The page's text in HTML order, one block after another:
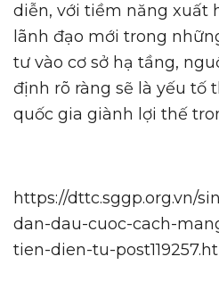
diễn, với tiềm năng xuất
lãnh đạo mới trong
tư vào cơ sở hạ tầng,
định rõ ràng sẽ là yếu tố
quốc gia giành lợi thế
https://dttc.sggp.org.vn/
dan-dau-cuoc-cach-
tien-dien-tu-